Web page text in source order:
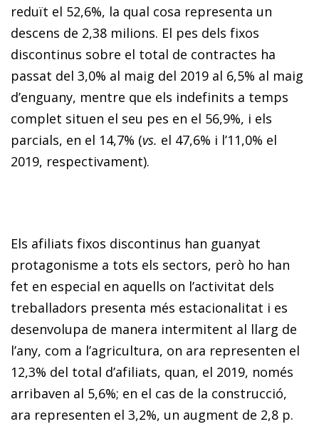
reduït el 52,6%, la qual cosa representa un
descens de 2,38 milions. El pes dels fixos
discontinus sobre el total de contractes ha
passat del 3,0% al maig del 2019 al 6,5% al maig
d’enguany, mentre que els indefinits a temps
complet situen el seu pes en el 56,9%, i els
parcials, en el 14,7% (vs. el 47,6% i l’11,0% el
2019, respectivament).
Els afiliats fixos discontinus han guanyat
protagonisme a tots els sectors, però ho han
fet en especial en aquells on l’activitat dels
treballadors presenta més estacionalitat i es
desenvolupa de manera intermitent al llarg de
l’any, com a l’agricultura, on ara representen el
12,3% del total d’afiliats, quan, el 2019, només
arribaven al 5,6%; en el cas de la cons­­trucció,
ara representen el 3,2%, un augment de 2,8 p.